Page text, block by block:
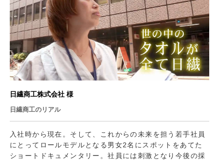
日繊商工株式会社 様
日繊商工のリアル
入社時から現在。そして、これからの未来を担う若手社員
にとってロールモデルとなる男女2名にスポットをあてた
ショートドキュメンタリー。社員には刺激となり今後の採